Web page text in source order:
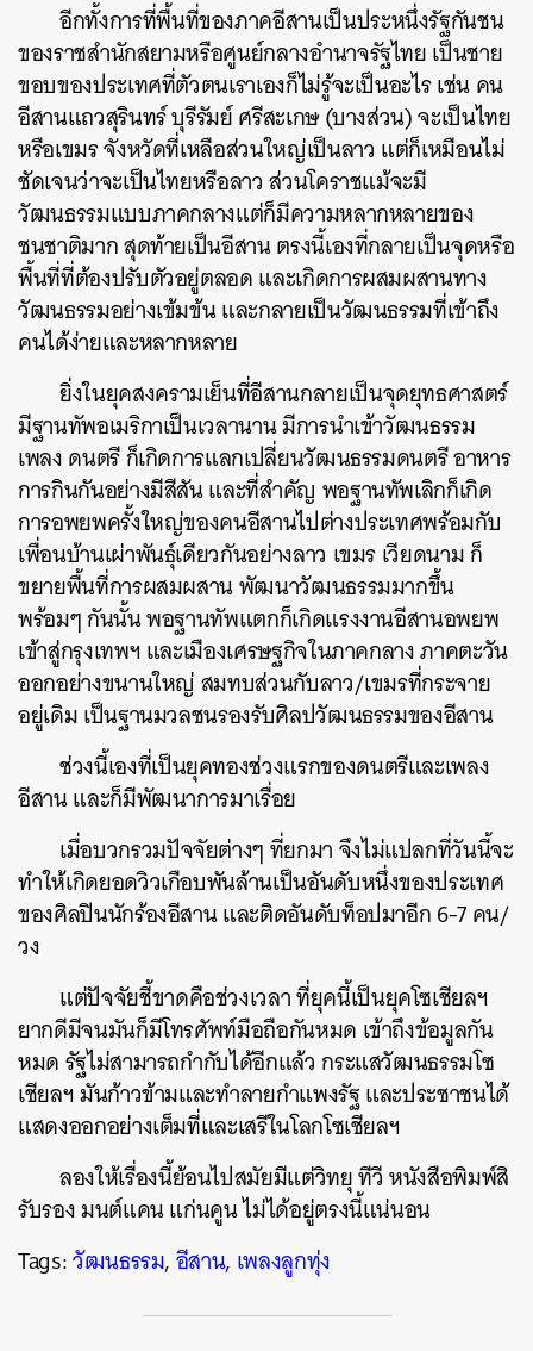
อีกทั้งการที่พื้นที่ของภาคอีสานเป็นประหนึ่งรัฐกันชน
ของราชสำนักสยามหรือศูนย์กลางอำนาจรัฐไทย เป็นชาย
ขอบของประเทศที่ตัวตนเราเองก็ไม่รู้จะเป็นอะไร เช่น คน
อีสานแถวสุรินทร์ บุรีรัมย์ ศรีสะเกษ (บางส่วน) จะเป็นไทย
หรือเขมร จังหวัดที่เหลือส่วนใหญ่เป็นลาว แต่ก็เหมือนไม่
ชัดเจนว่าจะเป็นไทยหรือลาว ส่วนโคราชแม้จะมี
วัฒนธรรมแบบภาคกลางแต่ก็มีความหลากหลายของ
ชนชาติมาก สุดท้ายเป็นอีสาน ตรงนี้เองที่กลายเป็นจุดหรือ
พื้นที่ที่ต้องปรับตัวอยู่ตลอด และเกิดการผสมผสานทาง
วัฒนธรรมอย่างเข้มข้น และกลายเป็นวัฒนธรรมที่เข้าถึง
คนได้ง่ายและหลากหลาย
ยิ่งในยุคสงครามเย็นที่อีสานกลายเป็นจุดยุทธศาสตร์
มีฐานทัพอเมริกาเป็นเวลานาน มีการนำเข้าวัฒนธรรม
เพลง ดนตรี ก็เกิดการแลกเปลี่ยนวัฒนธรรมดนตรี อาหาร
การกินกันอย่างมีสีสัน และที่สำคัญ พอฐานทัพเลิกก็เกิด
การอพยพครั้งใหญ่ของคนอีสานไปต่างประเทศพร้อมกับ
เพื่อนบ้านเผ่าพันธุ์เดียวกันอย่างลาว เขมร เวียดนาม ก็
ขยายพื้นที่การผสมผสาน พัฒนาวัฒนธรรมมากขึ้น
พร้อมๆ กันนั้น พอฐานทัพแตกก็เกิดแรงงานอีสานอพยพ
เข้าสู่กรุงเทพฯ และเมืองเศรษฐกิจในภาคกลาง ภาคตะวัน
ออกอย่างขนานใหญ่ สมทบส่วนกับลาว/เขมรที่กระจาย
อยู่เดิม เป็นฐานมวลชนรองรับศิลปวัฒนธรรมของอีสาน
ช่วงนี้เองที่เป็นยุคทองช่วงแรกของดนตรีและเพลง
อีสาน และก็มีพัฒนาการมาเรื่อย
เมื่อบวกรวมปัจจัยต่างๆ ที่ยกมา จึงไม่แปลกที่วันนี้จะ
ทำให้เกิดยอดวิวเกือบพันล้านเป็นอันดับหนึ่งของประเทศ
ของศิลปินนักร้องอีสาน และติดอันดับท็อปมาอีก 6-7 คน/
วง
แต่ปัจจัยชี้ขาดคือช่วงเวลา ที่ยุคนี้เป็นยุคโซเชียลฯ
ยากดีมีจนมันก็มีโทรศัพท์มือถือกันหมด เข้าถึงข้อมูลกัน
หมด รัฐไม่สามารถกำกับได้อีกแล้ว กระแสวัฒนธรรมโซ
เชียลฯ มันก้าวข้ามและทำลายกำแพงรัฐ และประชาชนได้
แสดงออกอย่างเต็มที่และเสรีในโลกโซเชียลฯ
ลองให้เรื่องนี้ย้อนไปสมัยมีแต่วิทยุ ทีวี หนังสือพิมพ์สิ
รับรอง มนต์แคน แก่นคูน ไม่ได้อยู่ตรงนี้แน่นอน
Tags:วัฒนธรรม,อีสาน, เพลงลูกทุ่ง